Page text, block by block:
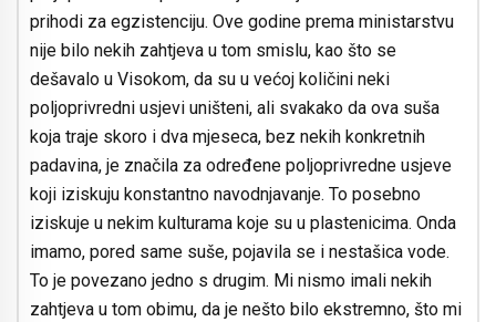
prihodi za egzistenciju. Ove godine prema ministarstvu
nije bilo nekih zahtjeva u tom smislu, kao što se
dešavalo u Visokom, da su u većoj količini neki
poljoprivredni usjevi uništeni, ali svakako da ova suša
koja traje skoro i dva mjeseca, bez nekih konkretnih
padavina, je značila za određene poljoprivredne usjeve
koji iziskuju konstantno navodnjavanje. To posebno
iziskuje u nekim kulturama koje su u plastenicima. Onda
imamo, pored same suše, pojavila se i nestašica vode.
To je povezano jedno s drugim. Mi nismo imali nekih
zahtjeva u tom obimu, da je nešto bilo ekstremno, što mi